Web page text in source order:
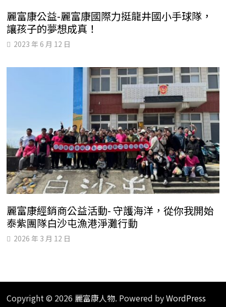
麗富康公益-麗富康國際力挺龍井國小手球隊，
讓孩子的夢想成真！
2023 年 6 月 12 日
麗富康經銷商公益活動- 守護海洋，從你我開始
泰紫團隊白沙屯漁港淨灘行動
2026 年 3 月 12 日
Copyright © 2026 麗富康人物. Powered byWordPress